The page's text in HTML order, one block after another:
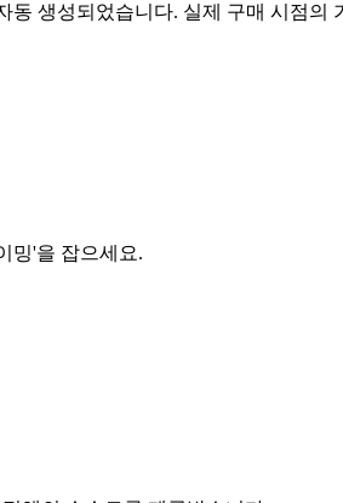
생성되었습니다. 실제 구매 시점의
밍'을 잡으세요.